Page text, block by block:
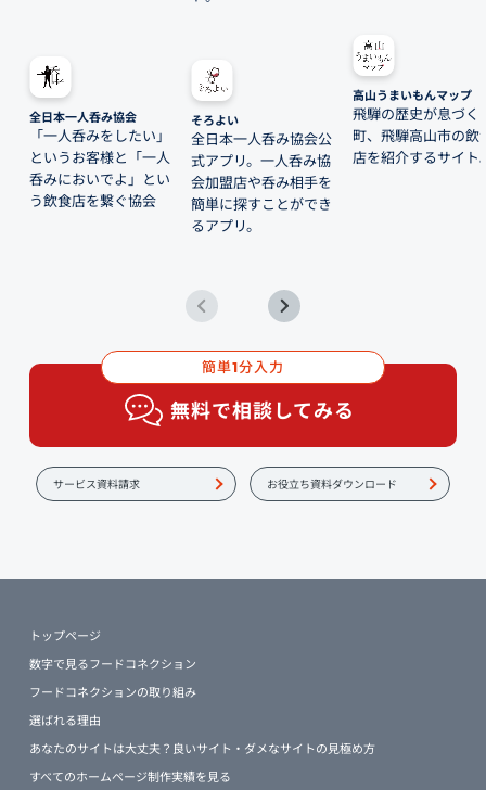
全日本一人呑み協会
「一人呑みをしたい」
というお客様と「一人
呑みにおいでよ」とい
う飲食店を繋ぐ協会
そろよい
全日本一人呑み協会公
式アプリ。一人呑み協
会加盟店や呑み相手を
簡単に探すことができ
るアプリ。
高山うまいもんマップ
飛騨の歴史が息づく
町、飛騨高山市の飲
店を紹介するサイト
簡単1分入力
無料で相談してみる
サービス資料請求 お役立ち資料ダウンロード
トップページ
数字で見るフードコネクション
フードコネクションの取り組み
選ばれる理由
あなたのサイトは大丈夫？良いサイト・ダメなサイトの見極め方
すべてのホームページ制作実績を見る